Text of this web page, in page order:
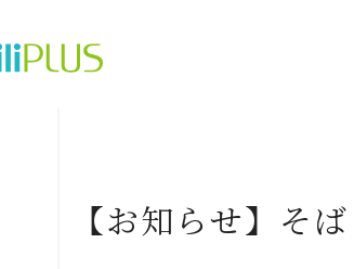
【お知らせ】そ